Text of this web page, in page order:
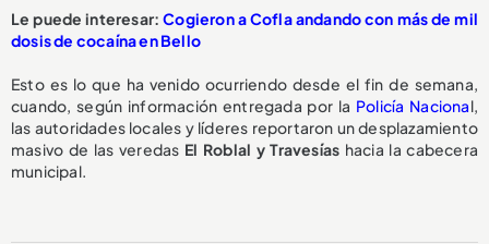
Le puede interesar:Cogieron a Cofla andando con más de mil
dosis de cocaína en Bello
Esto es lo que ha venido ocurriendo desde el fin de semana,
cuando, según información entregada por la Policía Nacional,
las autoridades locales y líderes reportaron un desplazamiento
masivo de las veredas El Roblal y Travesías hacia la cabecera
municipal.